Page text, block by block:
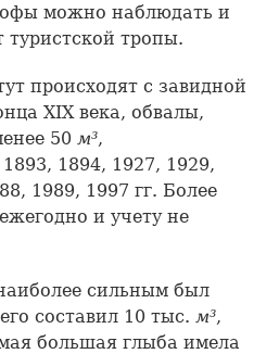
можно наблюдать и
туристской тропы.
происходят с завидной
XIX века, обвалы,
50 м³,
1894, 1927, 1929,
1989, 1997 гг. Более
и учету не
сильным был
составил 10 тыс. м³,
большая глыба имела